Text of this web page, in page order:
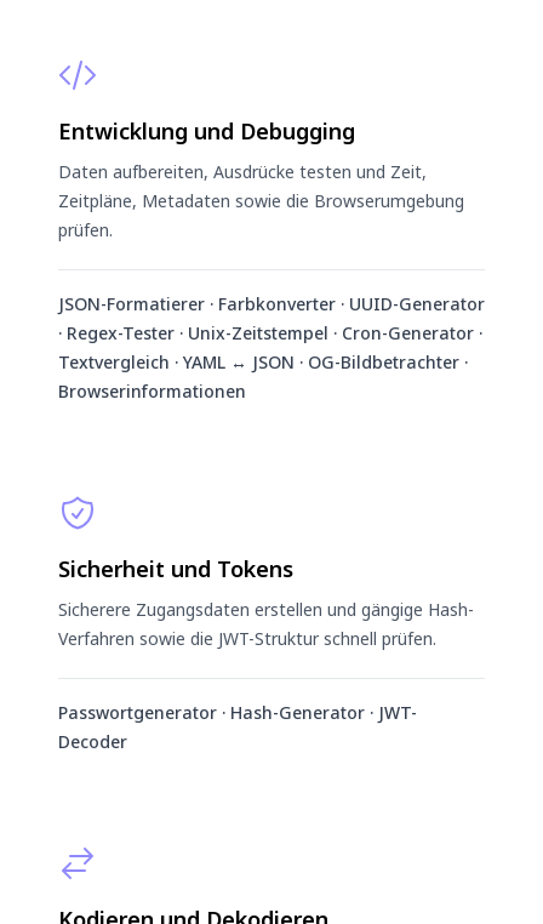
Entwicklung und Debugging
Daten aufbereiten, Ausdrücke testen und Zeit,
Zeitpläne, Metadaten sowie die Browserumgebung
prüfen.
JSON-Formatierer · Farbkonverter · UUID-Generator
· Regex-Tester · Unix-Zeitstempel · Cron-Generator ·
Textvergleich · YAML ↔ JSON · OG-Bildbetrachter ·
Browserinformationen
Sicherheit und Tokens
Sicherere Zugangsdaten erstellen und gängige Hash-
Verfahren sowie die JWT-Struktur schnell prüfen.
Passwortgenerator · Hash-Generator · JWT-
Decoder